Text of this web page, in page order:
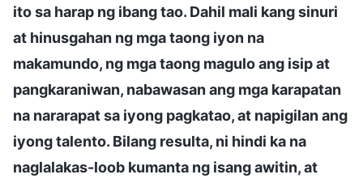
ito sa harap ng ibang tao. Dahil mali kang sinuri
at hinusgahan ng mga taong iyon na
makamundo, ng mga taong magulo ang isip at
pangkaraniwan, nabawasan ang mga karapatan
na nararapat sa iyong pagkatao, at napigilan ang
iyong talento. Bilang resulta, ni hindi ka na
naglalakas-loob kumanta ng isang awitin, at